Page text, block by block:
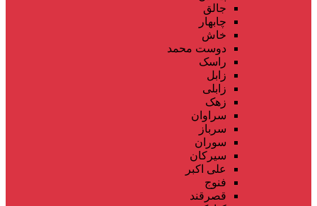
جالق
چابهار
خاش
دوست محمد
راسک
زابل
زابلی
زهک
سراوان
سرباز
سوران
سیرکان
علی اکبر
فنوج
قصرقند